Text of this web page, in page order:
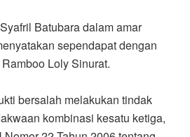
Batubara dalam amar
sependapat dengan
Loly Sinurat.
bersalah melakukan tindak
kombinasi kesatu ketiga,